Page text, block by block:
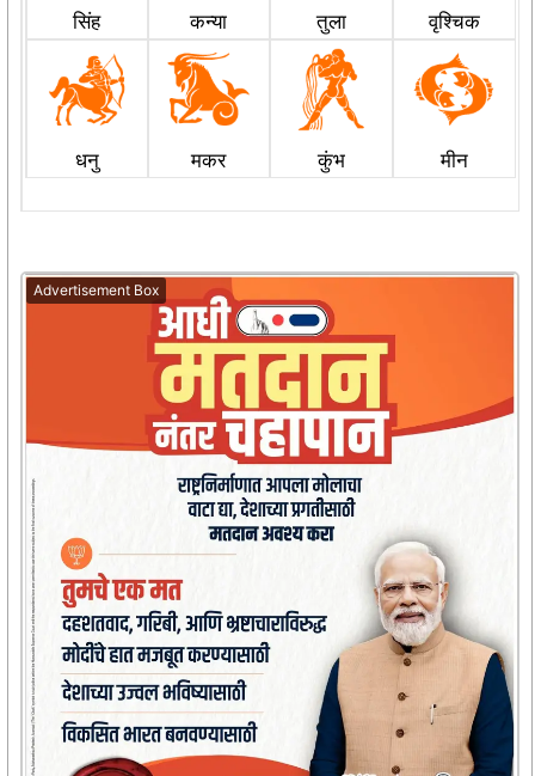
सिंह कन्या तुला वृश्चिक
धनु मकर कुंभ मीन
Advertisement Box